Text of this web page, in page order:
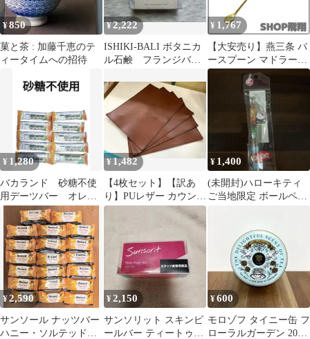
¥850
菓と茶 : 加藤千恵のテ
ィータイムへの招待
¥2,222
ISHIKI-BALI ボタニカ
ル石鹸 フランジバニ
¥ 1,767
【大安売り】燕三条 バ
ースプーン マドラー
24cm 金メッキ 短い シ
ョート スパイラル 右利
き用 18-0ステンレス製
カクテル ハイボール 業
務用 家庭用 食洗機対応
ミキシング 攪拌
¥ 1,280
バカランド 砂糖不使
用デーツバー オレン
ジ 10本 お菓子 お
やつ 個包装
¥1,482
【4枚セット】【訳あ
り】PUレザー カウンタ
ーマット リバーシブル
ランチョンマット 茶黒
も［mc-ol060］
¥ 1,400
(未開封)ハローキティ
ご当地限定 ボールペン
¥2,590
サンソール ナッツバー
ハニー・ソルテッド・
¥2,150
サンソリット スキンピ
ールバー ティートゥリ
¥600
モロゾフ タイニー缶 フ
ローラルガーデン 2023